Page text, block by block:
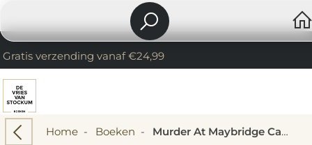
Gratis verzending vanaf €24,99
Home- Boeken - Murder At Maybridge Castle